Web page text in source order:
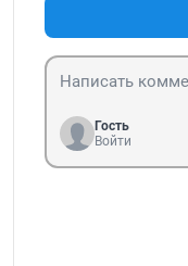
Глядишь без
то упадет!!!!!
стоить как
Гость
Войти